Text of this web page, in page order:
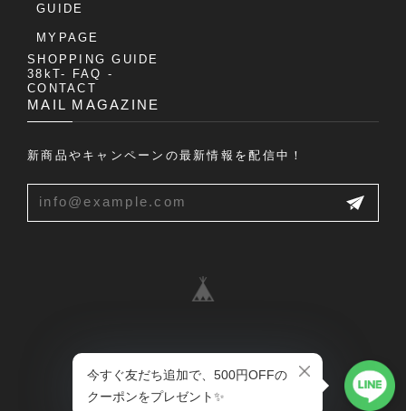
GUIDE
MYPAGE
SHOPPING GUIDE
38kT- FAQ -
CONTACT
MAIL MAGAZINE
新商品やキャンペーンの最新情報を配信中！